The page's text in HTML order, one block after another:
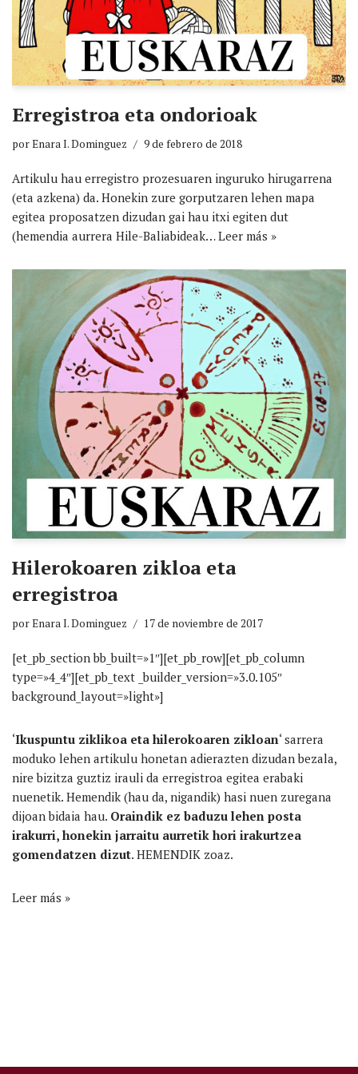
Erregistroa eta ondorioak
porEnara I. Dominguez 9 de febrero de 2018
Artikulu hau erregistro prozesuaren inguruko hirugarrena
(eta azkena) da. Honekin zure gorputzaren lehen mapa
egitea proposatzen dizudan gai hau itxi egiten dut
(hemendia aurrera Hile-Baliabideak…Leer más »
Hilerokoaren zikloa eta
erregistroa
porEnara I. Dominguez 17 de noviembre de 2017
[et_pb_section bb_built=»1″][et_pb_row][et_pb_column
type=»4_4″][et_pb_text _builder_version=»3.0.105″
background_layout=»light»]
‘Ikuspuntu ziklikoa eta hilerokoaren zikloan‘ sarrera
moduko lehen artikulu honetan adierazten dizudan bezala,
nire bizitza guztiz irauli da erregistroa egitea erabaki
nuenetik. Hemendik (hau da, nigandik) hasi nuen zuregana
dijoan bidaia hau. Oraindik ez baduzu lehen posta
irakurri, honekin jarraitu aurretik hori irakurtzea
gomendatzen dizut. HEMENDIK zoaz.
Leer más »